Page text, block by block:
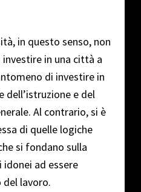
in questo senso, non
in una città a
di investire in
dell’istruzione e del
Al contrario, si è
di quelle logiche
si fondano sulla
ad essere
lavoro.